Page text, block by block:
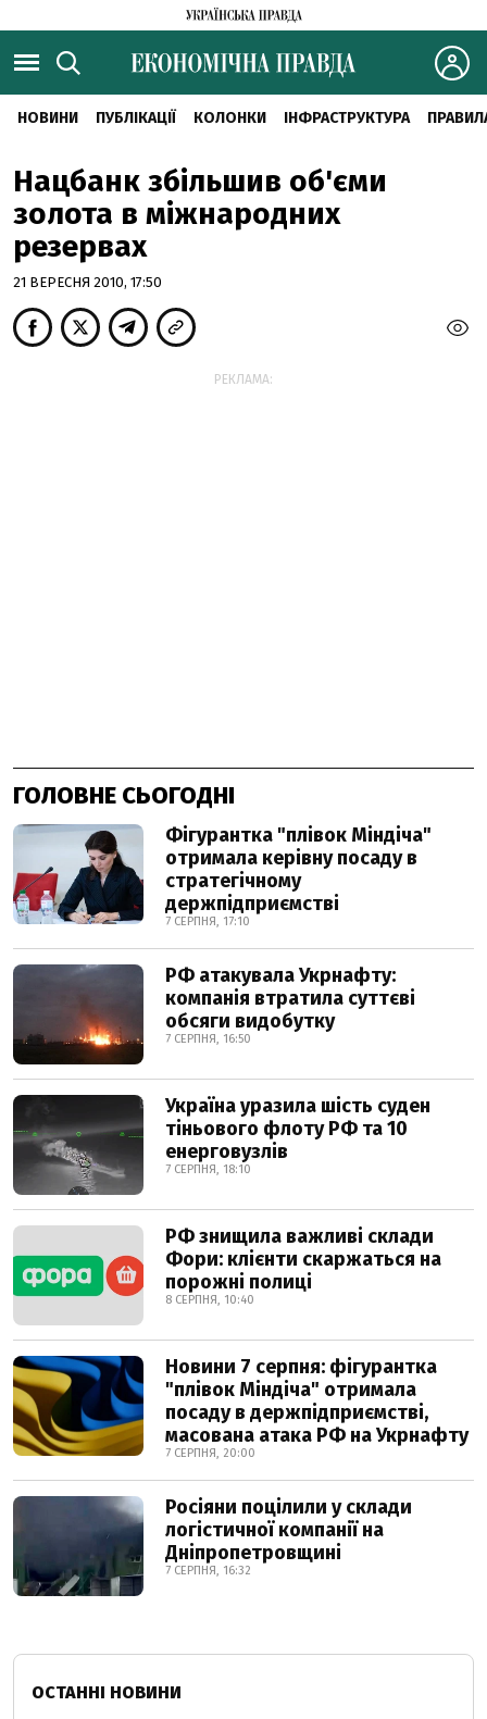
НОВИНИ ПУБЛІКАЦІЇ КОЛОНКИ ІНФРАСТРУКТУРА
Нацбанк збільшив об'єми
золота в міжнародних
резервах
21 ВЕРЕСНЯ 2010, 17:50
РЕКЛАМА:
ГОЛОВНЕ СЬОГОДНІ
Фігурантка "плівок Міндіча"
отримала керівну посаду в
стратегічному
держпідприємстві
7 СЕРПНЯ, 17:10
РФ атакувала Укрнафту:
компанія втратила суттєві
обсяги видобутку
7 СЕРПНЯ, 16:50
Україна уразила шість суден
тіньового флоту РФ та 10
енерговузлів
7 СЕРПНЯ, 18:10
РФ знищила важливі склади
Фори: клієнти скаржаться на
порожні полиці
8 СЕРПНЯ, 10:40
Новини 7 серпня: фігурантка
"плівок Міндіча" отримала
посаду в держпідприємстві,
масована атака РФ на Укрнафту
7 СЕРПНЯ, 20:00
Росіяни поцілили у склади
логістичної компанії на
Дніпропетровщині
7 СЕРПНЯ, 16:32
ОСТАННІ НОВИНИ